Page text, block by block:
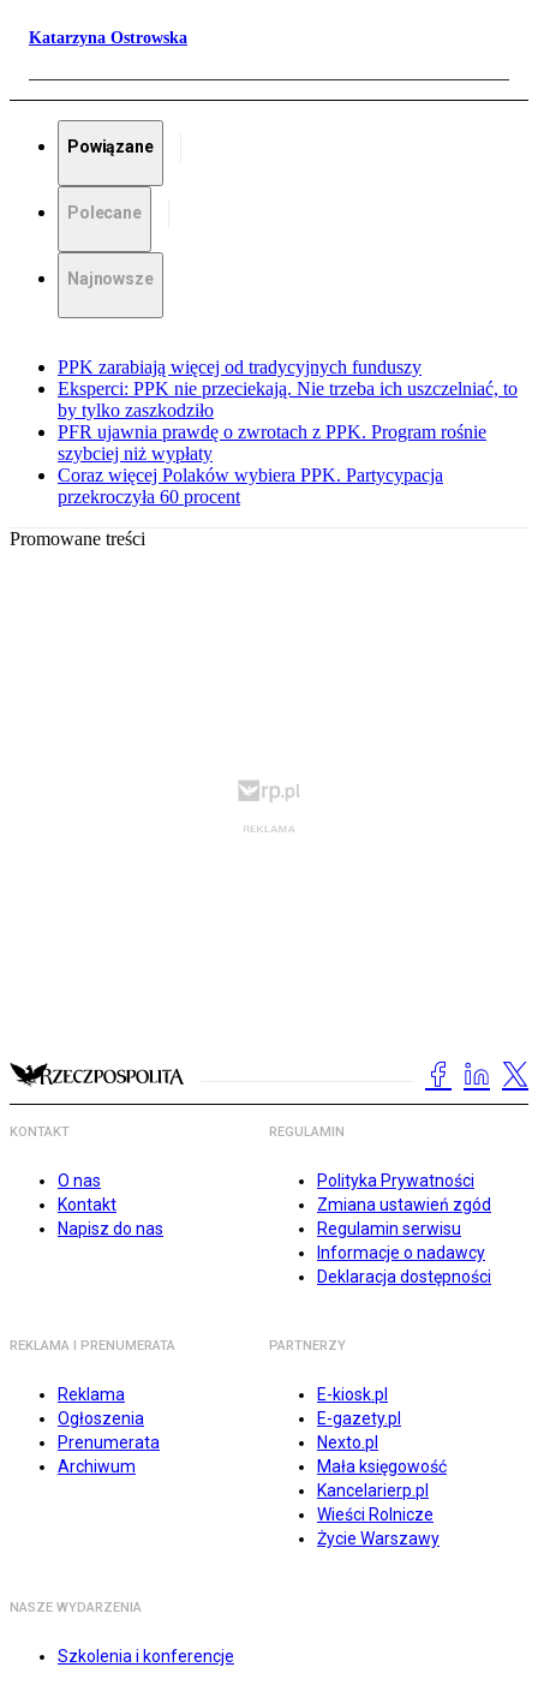
Katarzyna Ostrowska
Powiązane
Polecane
Najnowsze
PPK zarabiają więcej od tradycyjnych funduszy
Eksperci: PPK nie przeciekają. Nie trzeba ich uszczelniać, to
by tylko zaszkodziło
PFR ujawnia prawdę o zwrotach z PPK. Program rośnie
szybciej niż wypłaty
Coraz więcej Polaków wybiera PPK. Partycypacja
przekroczyła 60 procent
Promowane treści
KONTAKT
O nas
Kontakt
Napisz do nas
REGULAMIN
Polityka Prywatności
Zmiana ustawień zgód
Regulamin serwisu
Informacje o nadawcy
Deklaracja dostępności
REKLAMA I PRENUMERATA
Reklama
Ogłoszenia
Prenumerata
Archiwum
PARTNERZY
E-kiosk.pl
E-gazety.pl
Nexto.pl
Mała księgowość
Kancelarierp.pl
Wieści Rolnicze
Życie Warszawy
NASZE WYDARZENIA
Szkolenia i konferencje